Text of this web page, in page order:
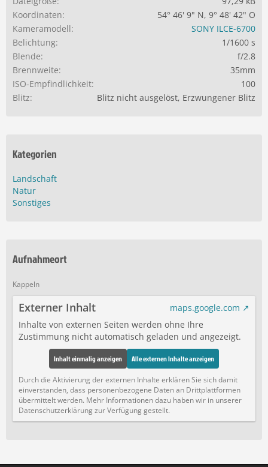
Koordinaten
54° 46' 9" N, 9° 48' 42" O
Kameramodell
SONY ILCE-6700
Belichtung
1/1600 s
Blende
f/2.8
Brennweite
35mm
ISO-Empfindlichkeit
100
Blitz
Blitz nicht ausgelöst, Erzwungener Blitz
Kategorien
Landschaft
Natur
Sonstiges
Aufnahmeort
Kappeln
Externer Inhalt
maps.google.com
Inhalte von externen Seiten werden ohne Ihre
Zustimmung nicht automatisch geladen und angezeigt.
Inhalt einmalig anzeigen Alle externen Inhalte anzeigen
Durch die Aktivierung der externen Inhalte erklären Sie sich damit
einverstanden, dass personenbezogene Daten an Drittplattformen
übermittelt werden. Mehr Informationen dazu haben wir in unserer
Datenschutzerklärung zur Verfügung gestellt.